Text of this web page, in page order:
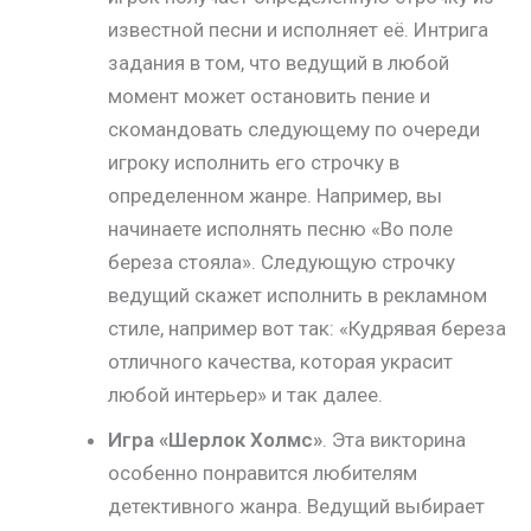
известной песни и исполняет её. Интрига
задания в том, что ведущий в любой
момент может остановить пение и
скомандовать следующему по очереди
игроку исполнить его строчку в
определенном жанре. Например, вы
начинаете исполнять песню «Во поле
береза стояла». Следующую строчку
ведущий скажет исполнить в рекламном
стиле, например вот так: «Кудрявая береза
отличного качества, которая украсит
любой интерьер» и так далее.
Игра «Шерлок Холмс». Эта викторина
особенно понравится любителям
детективного жанра. Ведущий выбирает